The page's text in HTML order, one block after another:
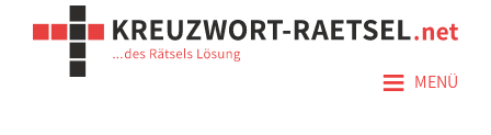
≡ MENÜ